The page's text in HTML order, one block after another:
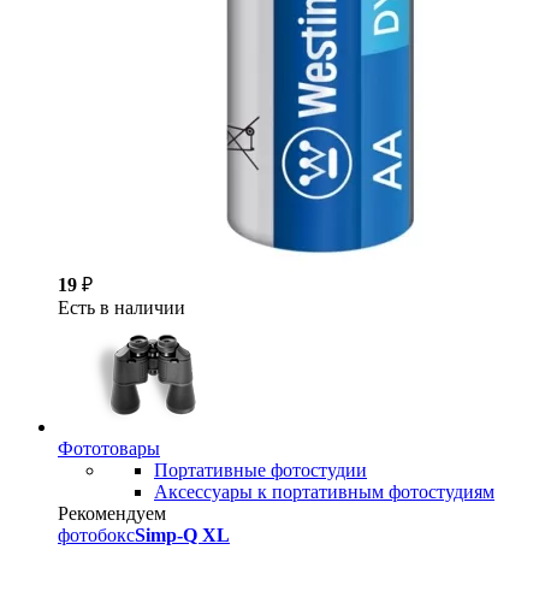
19 ₽
Есть в наличии
Фототовары
Портативные фотостудии
Аксессуары к портативным фотостудиям
Рекомендуем
фотобоксSimp-Q XL